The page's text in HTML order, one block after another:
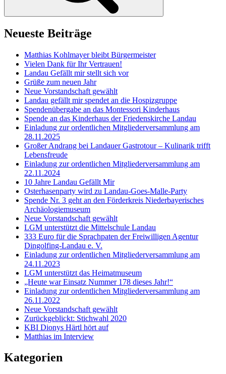
Neueste Beiträge
Matthias Kohlmayer bleibt Bürgermeister
Vielen Dank für Ihr Vertrauen!
Landau Gefällt mir stellt sich vor
Grüße zum neuen Jahr
Neue Vorstandschaft gewählt
Landau gefällt mir spendet an die Hospizgruppe
Spendenübergabe an das Montessori Kinderhaus
Spende an das Kinderhaus der Friedenskirche Landau
Einladung zur ordentlichen Mitgliederversammlung am
28.11.2025
Großer Andrang bei Landauer Gastrotour – Kulinarik trifft
Lebensfreude
Einladung zur ordentlichen Mitgliederversammlung am
22.11.2024
10 Jahre Landau Gefällt Mir
Osterhasenparty wird zu Landau-Goes-Malle-Party
Spende Nr. 3 geht an den Förderkreis Niederbayerisches
Archäologiemuseum
Neue Vorstandschaft gewählt
LGM unterstützt die Mittelschule Landau
333 Euro für die Sprachpaten der Freiwilligen Agentur
Dingolfing-Landau e. V.
Einladung zur ordentlichen Mitgliederversammlung am
24.11.2023
LGM unterstützt das Heimatmuseum
„Heute war Einsatz Nummer 178 dieses Jahr!“
Einladung zur ordentlichen Mitgliederversammlung am
26.11.2022
Neue Vorstandschaft gewählt
Zurückgeblickt: Stichwahl 2020
KBI Dionys Härtl hört auf
Matthias im Interview
Kategorien